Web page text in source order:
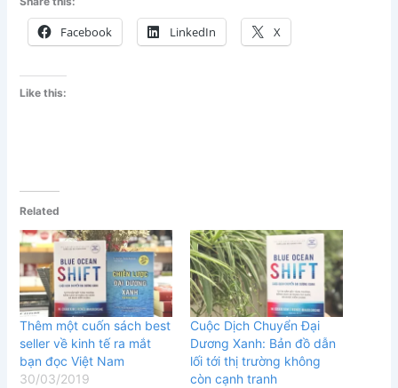
Facebook LinkedIn X
Like this:
Related
Thêm một cuốn sách best
seller về kinh tế ra mắt
bạn đọc Việt Nam
30/03/2019
Cuộc Dịch Chuyển Đại
Dương Xanh: Bản đồ dẫn
lối tới thị trường không
còn cạnh tranh